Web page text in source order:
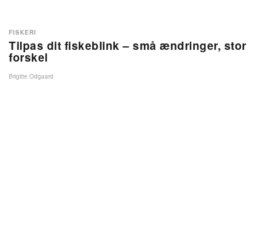
Tilpas dit fiskeblink – små ændringer, stor
forskel
FISKERI
Brigitte Odgaard